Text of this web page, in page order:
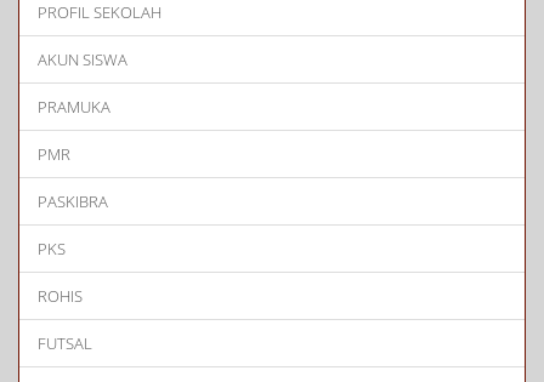
PROFIL SEKOLAH
AKUN SISWA
PRAMUKA
PMR
PASKIBRA
PKS
ROHIS
FUTSAL